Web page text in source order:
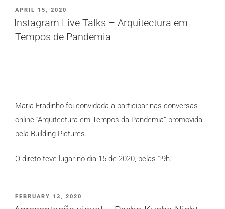
PUBLICADO
EM
APRIL 15, 2020
Instagram Live Talks – Arquitectura em
Tempos de Pandemia
Maria Fradinho foi convidada a participar nas conversas
online “Arquitectura em Tempos da Pandemia” promovida
pela Building Pictures.
O direto teve lugar no dia 15 de 2020, pelas 19h.
PUBLICADO
EM
FEBRUARY 13, 2020